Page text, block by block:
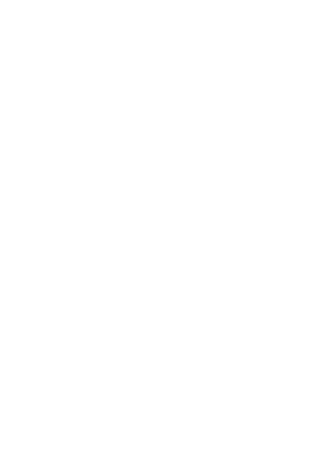
(„Ranking Search
kifejezés, mint
a Google a
elő a szabadalom
szempont
alatt, közelebbről is meg kell